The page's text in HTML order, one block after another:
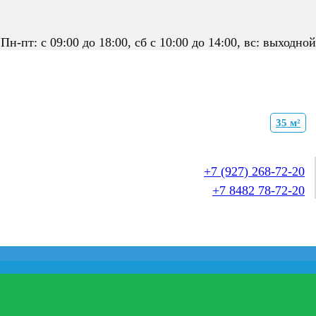
Пн-пт: с 09:00 до 18:00, сб с 10:00 до 14:00, вс: выходной
+7 (927) 268-72-20
+7 8482 78-72-20
35 м²